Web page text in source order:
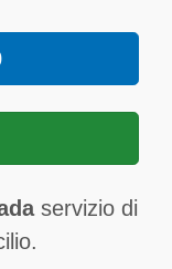
servizio di